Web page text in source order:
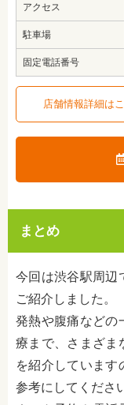
アクセス
駐車場
固定電話番号
店舗情報詳細は
まとめ
今回は渋谷駅周辺
ご紹介しました。
発熱や腹痛などの
療まで、さまざま
を紹介しています
参考にしてくださ